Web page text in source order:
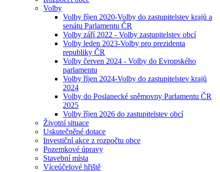
Volby
Volby říjen 2020-Volby do zastupitelstev krajů a
senátu Parlamentu ČR
Volby září 2022 - Volby zastupitelstev obcí
Volby leden 2023-Volby pro prezidenta
republiky ČR
Volby červen 2024 - Volby do Evropského
parlamentu
Volby říjen 2024-Volby do zastupitelstev krajů
2024
Volby do Poslanecké sněmovny Parlamentu ČR
2025
Volby říjen 2026 do zastupitelstev obcí
Životní situace
Uskutečněné dotace
Investiční akce z rozpočtu obce
Pozemkové úpravy
Stavební místa
Víceúčelové hřiště